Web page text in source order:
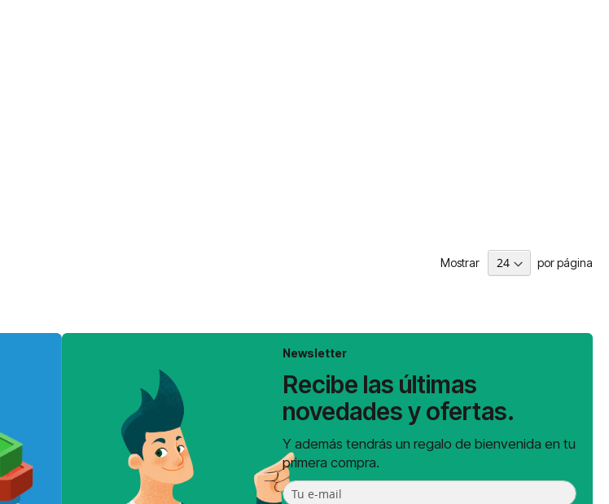
Mostrar por página
Newsletter
Recibe las últimas
novedades y ofertas.
Y además tendrás un regalo de bienvenida en tu
primera compra.